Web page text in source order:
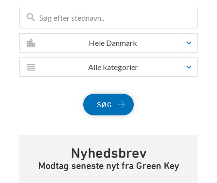
Hele Danmark
Alle kategorier
SØG
Nyhedsbrev
Modtag seneste nyt fra Green Key